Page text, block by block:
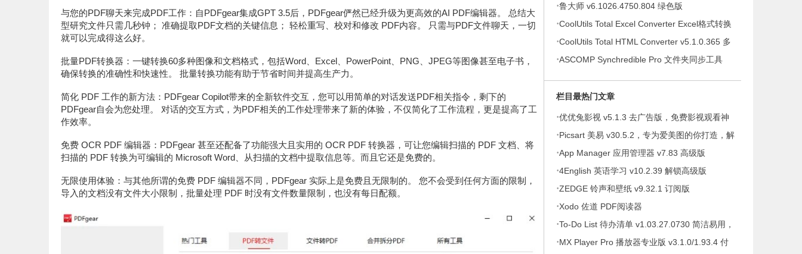
与您的PDF聊天来完成PDF工作：自PDFgear集成GPT 3.5后，PDFgear俨然已经升级为更高效的AI PDF编辑器。 总结大
型研究文件只需几秒钟； 准确提取PDF文档的关键信息； 轻松重写、校对和修改 PDF内容。 只需与PDF文件聊天，一切
就可以完成得这么好。
批量PDF转换器：一键转换60多种图像和文档格式，包括Word、Excel、PowerPoint、PNG、JPEG等图像甚至电子书，
确保转换的准确性和快速性。 批量转换功能有助于节省时间并提高生产力。
简化 PDF 工作的新方法：PDFgear Copilot带来的全新软件交互，您可以用简单的对话发送PDF相关指令，剩下的
PDFgear自会为您处理。 对话的交互方式，为PDF相关的工作处理带来了新的体验，不仅简化了工作流程，更是提高了工
作效率。
免费 OCR PDF 编辑器：PDFgear 甚至还配备了功能强大且实用的 OCR PDF 转换器，可让您编辑扫描的 PDF 文档、将
扫描的 PDF 转换为可编辑的 Microsoft Word、从扫描的文档中提取信息等。而且它还是免费的。
无限使用体验：与其他所谓的免费 PDF 编辑器不同，PDFgear 实际上是免费且无限制的。 您不会受到任何方面的限制，
导入的文档没有文件大小限制，批量处理 PDF 时没有文件数量限制，也没有每日配额。
件绿色版
·鲁大师 v6.1026.4750.804 绿色版
·CoolUtils Total Excel Converter Excel格式转换
器 v7.1.0.146 多语便携版
·CoolUtils Total HTML Converter v5.1.0.365 多
语便携版
·ASCOMP Synchredible Pro 文件夹同步工具
栏目最热门文章
·优优兔影视 v5.1.3 去广告版，免费影视观看神
器
·Picsart 美易 v30.5.2，专为爱美图的你打造，解
锁高级版
·App Manager 应用管理器 v7.83 高级版
·4English 英语学习 v10.2.39 解锁高级版
·ZEDGE 铃声和壁纸 v9.32.1 订阅版
·Xodo 佐道 PDF阅读器
·To-Do List 待办清单 v1.03.27.0730 简洁易用，
待办事项、时间管理软件，解锁专业版
·MX Player Pro 播放器专业版 v3.1.0/1.93.4 付